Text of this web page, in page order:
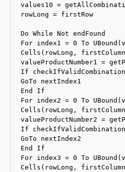
values10 =
rowLong = firstRow
Do While Not endFound
For index1 = 0 To
Cells(rowLong,
valueProductNumber1 =
If
GoTo nextIndex1
End If
For index2 = 0 To
Cells(rowLong,
valueProductNumber2 =
If
GoTo nextIndex2
End If
For index3 = 0 To
Cells(rowLong,